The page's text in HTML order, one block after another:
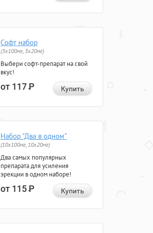
Софт набор
(3x100мг, 3x20мг)
Выбери софт-препарат на свой
вкус!
от 117Р Купить
Набор "Два в одном"
(10x100мг, 10x20мг)
Два самых популярных
препарата для усиления
эрекции в одном наборе!
от 115Р Купить